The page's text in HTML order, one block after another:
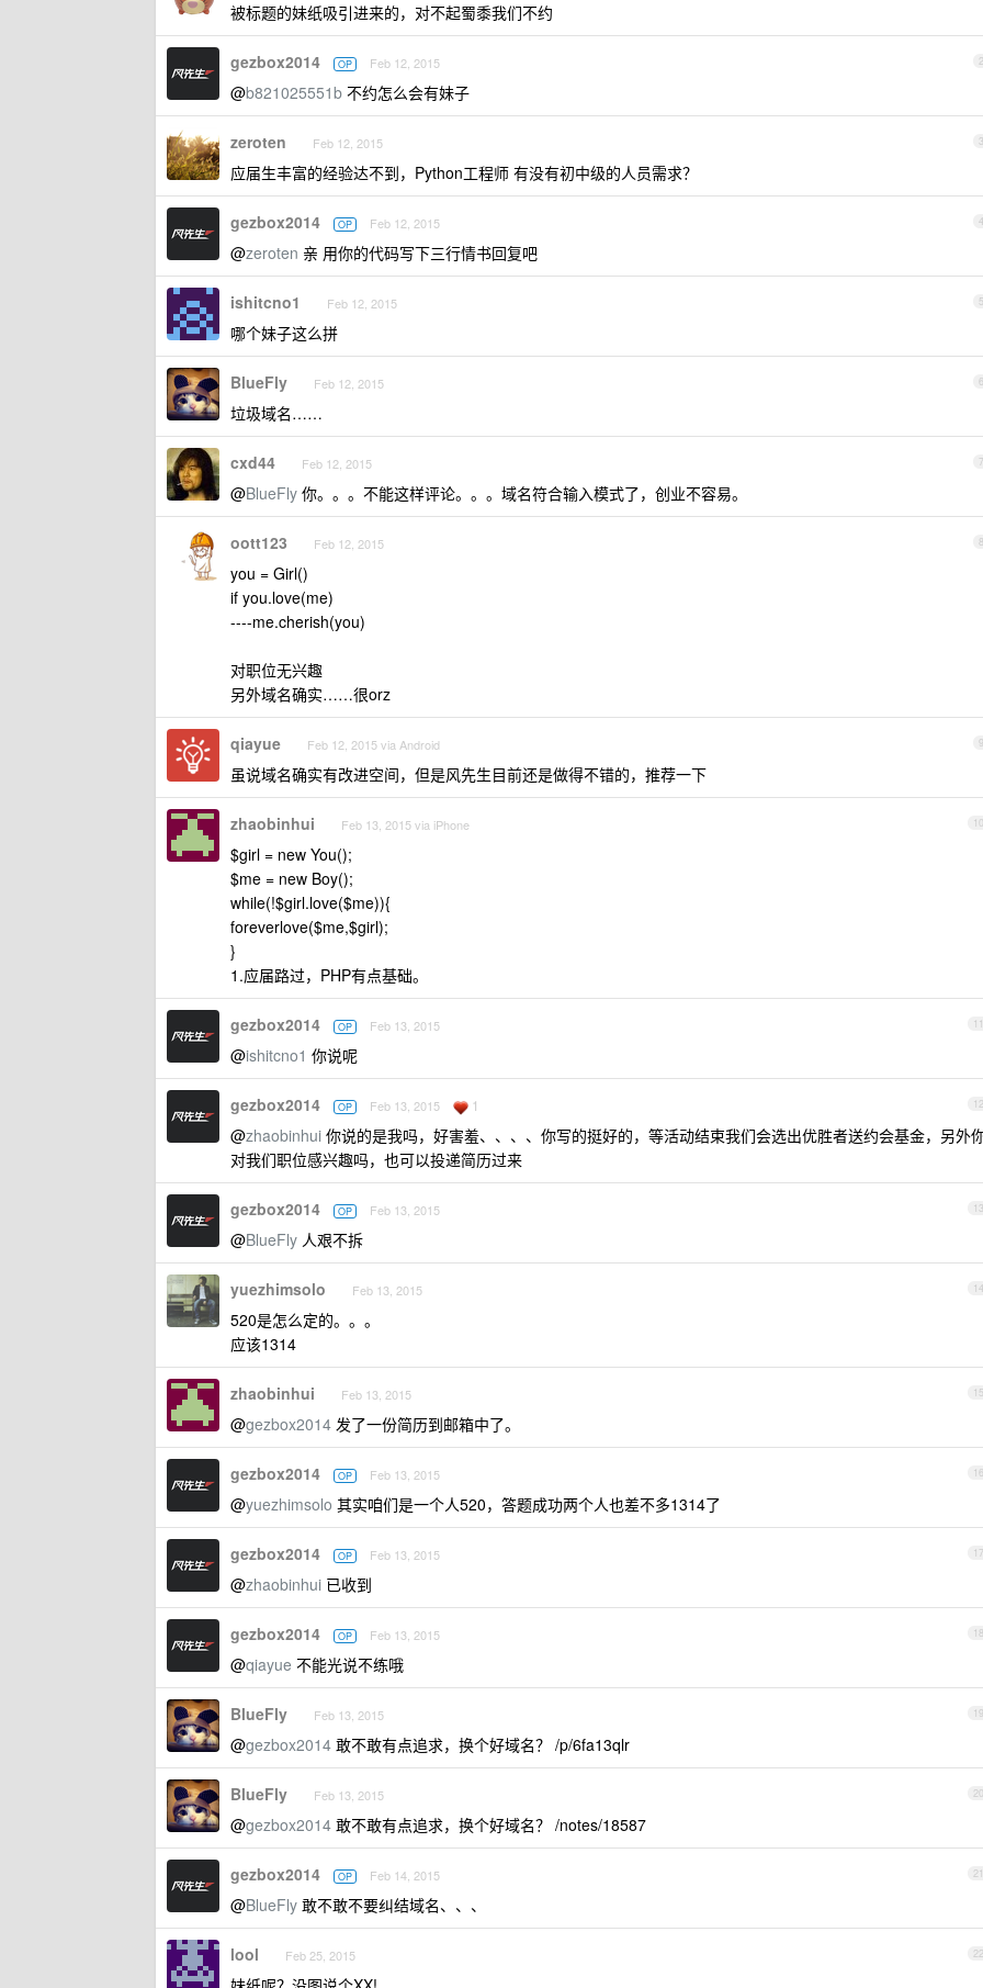
被标题的妹纸吸引进来的，对不起蜀黍我们不约
2
gezbox2014 OP Feb 12, 2015
@b821025551b 不约怎么会有妹子
3
zeroten Feb 12, 2015
应届生丰富的经验达不到，Python工程师 有没有初中级的人员需求？
4
gezbox2014 OP Feb 12, 2015
@zeroten 亲 用你的代码写下三行情书回复吧
5
ishitcno1 Feb 12, 2015
哪个妹子这么拼
6
BlueFly Feb 12, 2015
垃圾域名……
7
cxd44 Feb 12, 2015
@BlueFly 你。。。不能这样评论。。。域名符合输入模式了，创业不容易。
8
oott123 Feb 12, 2015
you = Girl()
if you.love(me)
----me.cherish(you)
对职位无兴趣
另外域名确实……很orz
9
qiayue Feb 12, 2015 via Android
虽说域名确实有改进空间，但是风先生目前还是做得不错的，推荐一下
10
zhaobinhui Feb 13, 2015 via iPhone
$girl = new You();
$me = new Boy();
while(!$girl.love($me)){
foreverlove($me,$girl);
}
1.应届路过，PHP有点基础。
11
gezbox2014 OP Feb 13, 2015
@ishitcno1 你说呢
12
gezbox2014 OP Feb 13, 2015 1
@zhaobinhui 你说的是我吗，好害羞、、、、你写的挺好的，等活动结束我们会选出优胜者送约会基金，另外
对我们职位感兴趣吗，也可以投递简历过来
13
gezbox2014 OP Feb 13, 2015
@BlueFly 人艰不拆
14
yuezhimsolo Feb 13, 2015
520是怎么定的。。。
应该1314
15
zhaobinhui Feb 13, 2015
@gezbox2014 发了一份简历到邮箱中了。
16
gezbox2014 OP Feb 13, 2015
@yuezhimsolo 其实咱们是一个人520，答题成功两个人也差不多1314了
17
gezbox2014 OP Feb 13, 2015
@zhaobinhui 已收到
18
gezbox2014 OP Feb 13, 2015
@qiayue 不能光说不练哦
19
BlueFly Feb 13, 2015
@gezbox2014 敢不敢有点追求，换个好域名？ /p/6fa13qlr
20
BlueFly Feb 13, 2015
@gezbox2014 敢不敢有点追求，换个好域名？ /notes/18587
21
gezbox2014 OP Feb 14, 2015
@BlueFly 敢不敢不要纠结域名、、、
22
lool Feb 25, 2015